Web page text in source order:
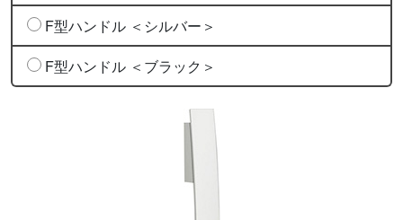
F型ハンドル ＜シルバー＞
F型ハンドル ＜ブラック＞